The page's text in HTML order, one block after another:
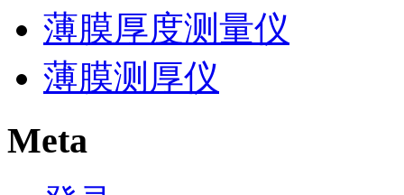
薄膜厚度测量仪
薄膜测厚仪
Meta